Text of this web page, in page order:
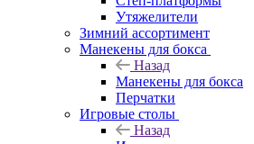
Утяжелители
Зимний ассортимент
Манекены для бокса
Назад
Манекены для бокса
Перчатки
Игровые столы
Назад